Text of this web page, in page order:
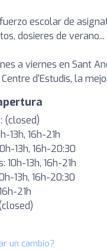
escolar de
dosieres de verano...
a viernes en Sant
d'Estudis, la
(closed)
13h, 16h-21h
13h, 16h-20:30
10h-13h, 16h-21h
13h, 16h-20:30
21h
un cambio?